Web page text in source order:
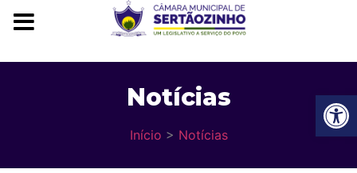
Notícias
Início > Notícias